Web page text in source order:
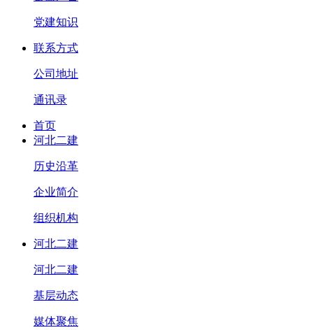
党建知识
联系方式
公司地址
通讯录
首页
河北二建
历史沿革
企业简介
组织机构
河北二建
河北二建
基层动态
媒体聚焦